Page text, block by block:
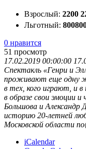
Взрослый: 2200
Льготный: 800
0 нравится
51 просмотр
17.02.2019 00:00:00
Спектакль «Генри и
проживают еще одну
в тех, кого играют, и
в образе свои эмоции
Большова и Александр
историю 20-летней
Московской области
iCalendar